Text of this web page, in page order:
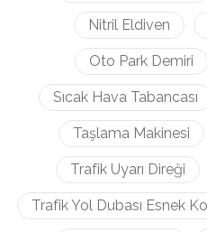
Nitril Eldiven
Oto Park Demiri
Sıcak Hava Tabancası
Taşlama Makinesi
Trafik Uyarı Direği
Trafik Yol Dubası Esnek